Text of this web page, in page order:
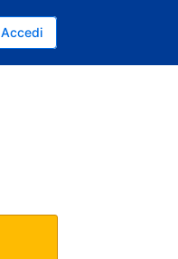
Accedi